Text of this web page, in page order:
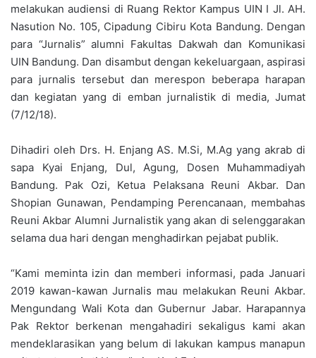
melakukan audiensi di Ruang Rektor Kampus UIN I Jl. AH.
Nasution No. 105, Cipadung Cibiru Kota Bandung. Dengan
para “Jurnalis” alumni Fakultas Dakwah dan Komunikasi
UIN Bandung. Dan disambut dengan kekeluargaan, aspirasi
para jurnalis tersebut dan merespon beberapa harapan
dan kegiatan yang di emban jurnalistik di media, Jumat
(7/12/18).
Dihadiri oleh Drs. H. Enjang AS. M.Si, M.Ag yang akrab di
sapa Kyai Enjang, Dul, Agung, Dosen Muhammadiyah
Bandung. Pak Ozi, Ketua Pelaksana Reuni Akbar. Dan
Shopian Gunawan, Pendamping Perencanaan, membahas
Reuni Akbar Alumni Jurnalistik yang akan di selenggarakan
selama dua hari dengan menghadirkan pejabat publik.
“Kami meminta izin dan memberi informasi, pada Januari
2019 kawan-kawan Jurnalis mau melakukan Reuni Akbar.
Mengundang Wali Kota dan Gubernur Jabar. Harapannya
Pak Rektor berkenan mengahadiri sekaligus kami akan
mendeklarasikan yang belum di lakukan kampus manapun